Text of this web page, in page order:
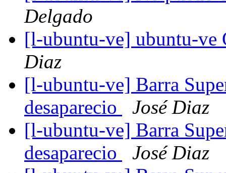
Delgado
[l-ubuntu-ve] ubuntu-ve
Diaz
[l-ubuntu-ve] Barra
desaparecio
José Diaz
[l-ubuntu-ve] Barra
desaparecio
José Diaz